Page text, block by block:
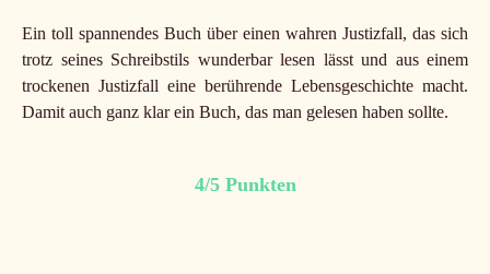
Ein toll spannendes Buch über einen wahren Justizfall, das sich
trotz seines Schreibstils wunderbar lesen lässt und aus einem
trockenen Justizfall eine berührende Lebensgeschichte macht.
Damit auch ganz klar ein Buch, das man gelesen haben sollte.
4/5 Punkten